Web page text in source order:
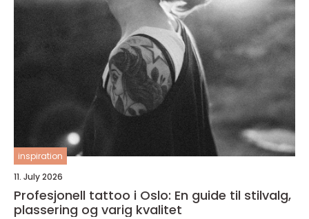
inspiration
11. July 2026
Profesjonell tattoo i Oslo: En guide til stilvalg,
plassering og varig kvalitet